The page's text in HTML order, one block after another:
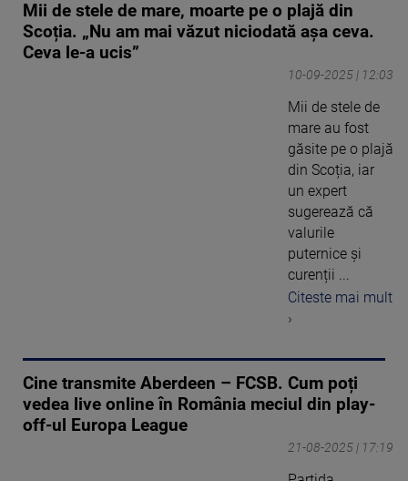
Mii de stele de mare, moarte pe o plajă din
Scoția. „Nu am mai văzut niciodată așa ceva.
Ceva le-a ucis”
10-09-2025 | 12:03
Mii de stele de
mare au fost
găsite pe o plajă
din Scoția, iar
un expert
sugerează că
valurile
puternice și
curenții ...
Citeste mai mult
›
Cine transmite Aberdeen – FCSB. Cum poți
vedea live online în România meciul din play-
off-ul Europa League
21-08-2025 | 17:19